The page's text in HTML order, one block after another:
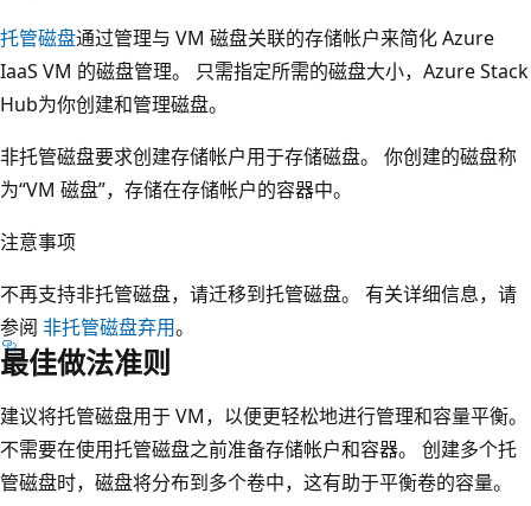
托管磁盘通过管理与 VM 磁盘关联的存储帐户来简化 Azure
IaaS VM 的磁盘管理。 只需指定所需的磁盘大小，Azure Stack
Hub为你创建和管理磁盘。
非托管磁盘要求创建存储帐户用于存储磁盘。 你创建的磁盘称
为“VM 磁盘”，存储在存储帐户的容器中。
注意事项
不再支持非托管磁盘，请迁移到托管磁盘。 有关详细信息，请
参阅 非托管磁盘弃用。
最佳做法准则
建议将托管磁盘用于 VM，以便更轻松地进行管理和容量平衡。
不需要在使用托管磁盘之前准备存储帐户和容器。 创建多个托
管磁盘时，磁盘将分布到多个卷中，这有助于平衡卷的容量。